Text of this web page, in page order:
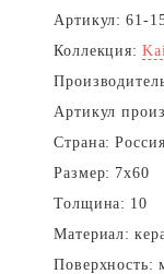
Артикул: 61-
Коллекция:
Артикул
Страна: Россия
Размер: 7x60
Толщина: 10
Материал:
Поверхность: